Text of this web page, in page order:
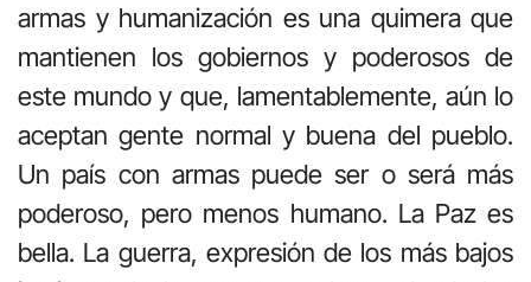
armas y humanización es una quimera que
mantienen los gobiernos y poderosos de
este mundo y que, lamentablemente, aún lo
aceptan gente normal y buena del pueblo.
Un país con armas puede ser o será más
poderoso, pero menos humano. La Paz es
bella. La guerra, expresión de los más bajos